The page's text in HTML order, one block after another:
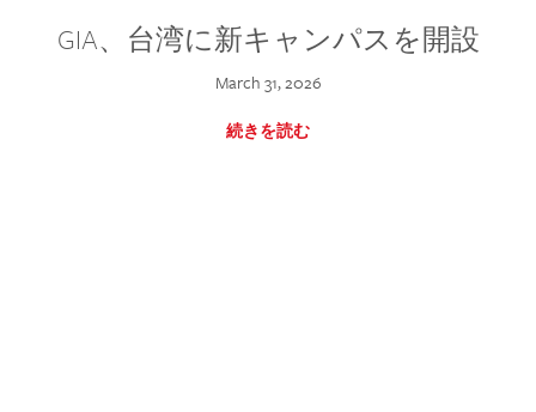
GIA、台湾に新キャンパスを開設
March 31, 2026
続きを読む